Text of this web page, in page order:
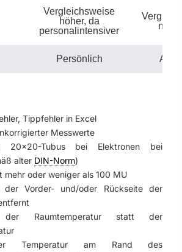
Vergleichsweise
höher, da
personalintensiver
Persönlich
Tippfehler in Excel
Messwerte
20×20-Tubus bei Elektronen bei
alter DIN-Norm)
mehr oder weniger als 100 MU
der Vorder- und/oder Rückseite der
der Raumtemperatur statt der
Temperatur am Rand des